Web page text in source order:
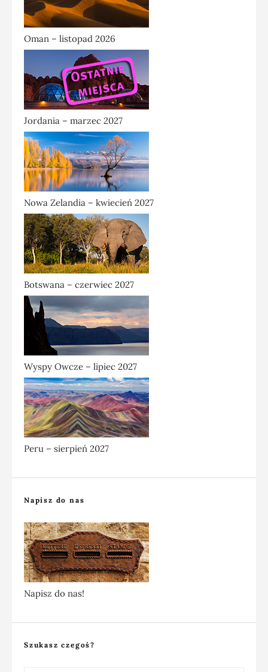
Oman – listopad 2026
Jordania – marzec 2027
Nowa Zelandia – kwiecień 2027
Botswana – czerwiec 2027
Wyspy Owcze – lipiec 2027
Peru – sierpień 2027
Napisz do nas
Napisz do nas!
Szukasz czegoś?